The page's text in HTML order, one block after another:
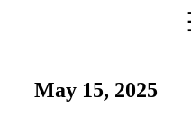
May 15, 2025